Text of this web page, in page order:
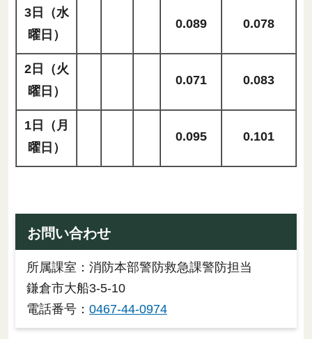
3日（水
曜日）
0.089 0.078
2日（火
曜日）
0.071 0.083
1日（月
曜日）
0.095 0.101
お問い合わせ
所属課室：消防本部警防救急課警防担当
鎌倉市大船3-5-10
電話番号： 0467-44-0974